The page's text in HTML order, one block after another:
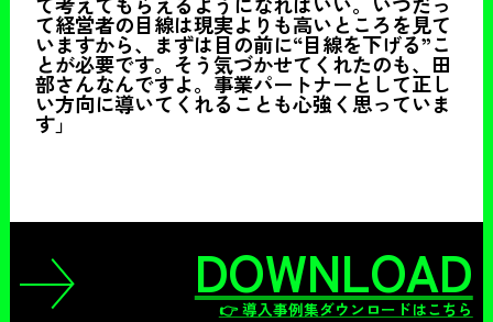
て経営者の目線は現実よりも高いところを見て
いますから、まずは目の前に“目線を下げる”こ
とが必要です。そう気づかせてくれたのも、田
部さんなんですよ。事業パートナーとして正し
い方向に導いてくれることも心強く思っていま
す」
DOWNLOAD
👉 導入事例集ダウンロードはこちら